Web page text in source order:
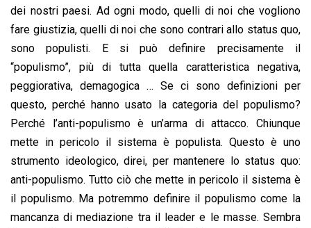
dei nostri paesi. Ad ogni modo, quelli di noi che vogliono
fare giustizia, quelli di noi che sono contrari allo status quo,
sono populisti. E si può definire precisamente il
“populismo”, più di tutta quella caratteristica negativa,
peggiorativa, demagogica … Se ci sono definizioni per
questo, perché hanno usato la categoria del populismo?
Perché l’anti-populismo è un’arma di attacco. Chiunque
mette in pericolo il sistema è populista. Questo è uno
strumento ideologico, direi, per mantenere lo status quo:
anti-populismo. Tutto ciò che mette in pericolo il sistema è
il populismo. Ma potremmo definire il populismo come la
mancanza di mediazione tra il leader e le masse. Sembra